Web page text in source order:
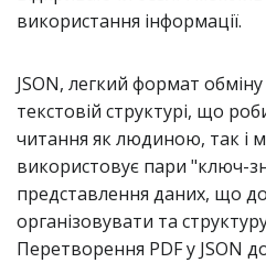
використання інформації.
JSON, легкий формат
текстовій структурі, що
читання як людиною, так і
використовує пари "ключ-
представлення даних, що
організовувати та
Перетворення PDF у JSON